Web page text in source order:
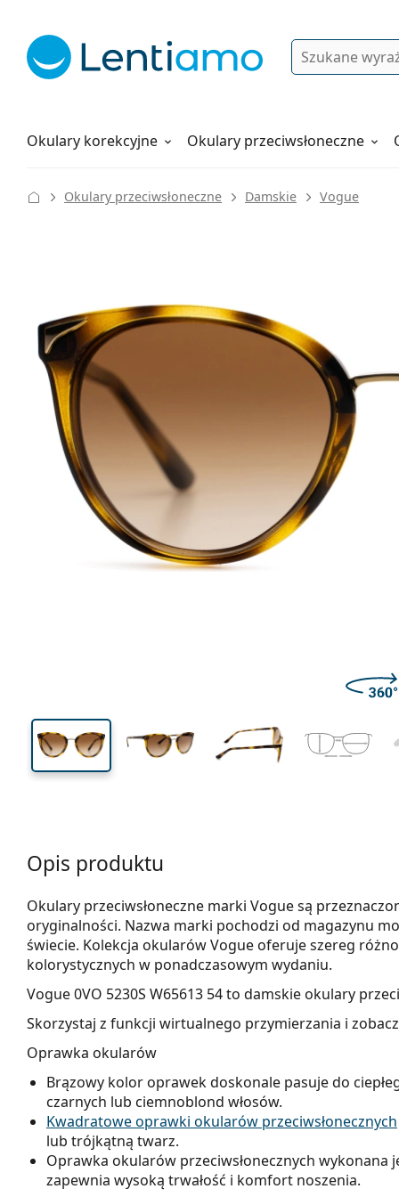
Wyszukiwanie
Płyny do soczewek
Okulary korekcyjne Okulary przeciwsłoneczne
Wszystko o zakupach
Okulary przeciwsłoneczne Damskie Vogue
46 mm
Wysokość soczewki
54 mm
Szerokość soczewki
Opis produktu
Okulary przeciwsłoneczne marki Vogue są
oryginalności. Nazwa marki pochodzi od magazynu
świecie. Kolekcja okularów Vogue oferuje szereg
kolorystycznych w ponadczasowym wydaniu.
Vogue 0VO 5230S W65613 54to damskie okulary
Skorzystaj z funkcji wirtualnego przymierzania i
Oprawka okularów
Brązowy kolor oprawek doskonale pasuje do
czarnych lub ciemnoblond włosów.
Kwadratowe oprawki okularów przeciwsłonecznych
lub trójkątną twarz.
Oprawka okularów przeciwsłonecznych
zapewnia wysoką trwałość i komfort noszenia.